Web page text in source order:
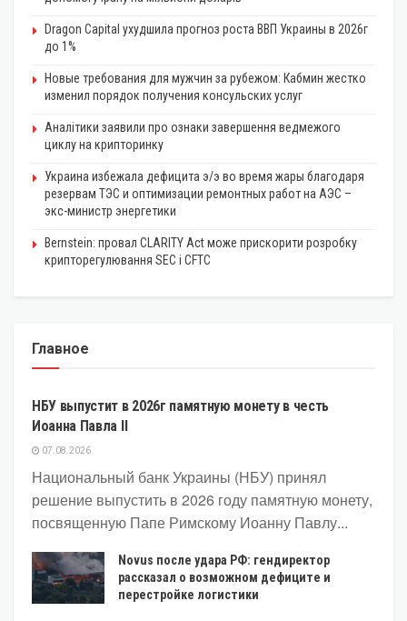
Dragon Capital ухудшила прогноз роста ВВП Украины в 2026г
до 1%
Новые требования для мужчин за рубежом: Кабмин жестко
изменил порядок получения консульских услуг
Аналітики заявили про ознаки завершення ведмежого
циклу на крипторинку
Украина избежала дефицита э/э во время жары благодаря
резервам ТЭС и оптимизации ремонтных работ на АЭС –
экс-министр энергетики
Bernstein: провал CLARITY Act може прискорити розробку
крипторегулювання SEC і CFTC
Главное
ЭКОНОМИКА
НБУ выпустит в 2026г памятную монету в честь
Иоанна Павла II
07.08.2026
Национальный банк Украины (НБУ) принял
решение выпустить в 2026 году памятную монету,
посвященную Папе Римскому Иоанну Павлу...
Novus после удара РФ: гендиректор
рассказал о возможном дефиците и
перестройке логистики